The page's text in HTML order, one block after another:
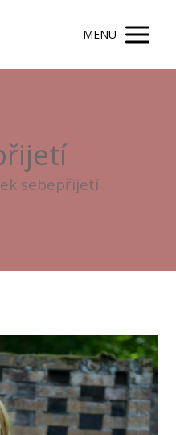
MENU
sebepřijetí